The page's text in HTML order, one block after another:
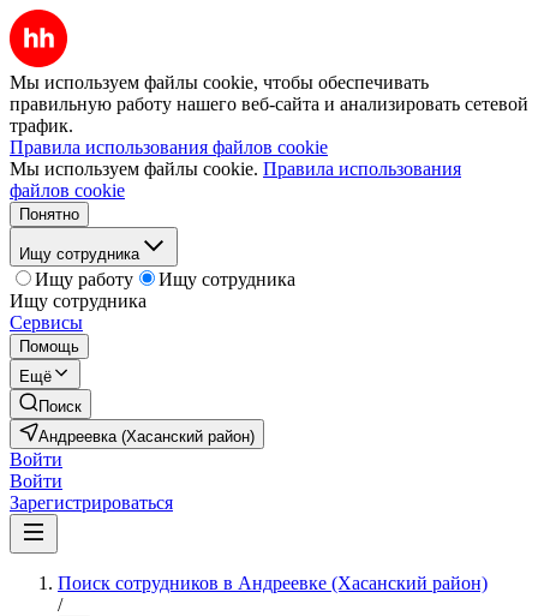
Мы используем файлы cookie, чтобы обеспечивать
правильную работу нашего веб-сайта и анализировать сетевой
трафик.
Правила использования файлов cookie
Мы используем файлы cookie. Правила использования
файлов cookie
Понятно
Ищу сотрудника
Ищу работу
Ищу сотрудника
Ищу сотрудника
Сервисы
Помощь
Ещё
Поиск
Андреевка (Хасанский район)
Войти
Войти
Зарегистрироваться
Поиск сотрудников в Андреевке (Хасанский район)
/